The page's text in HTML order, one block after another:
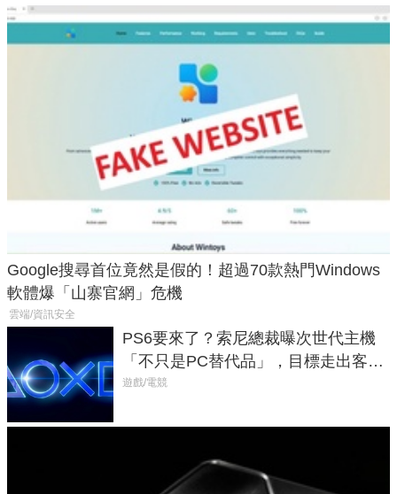
Google搜尋首位竟然是假的！超過70款熱門Windows
軟體爆「山寨官網」危機
雲端/資訊安全
PS6要來了？索尼總裁曝次世代主機
「不只是PC替代品」，目標走出客
廳、進軍電競桌面
遊戲/電競